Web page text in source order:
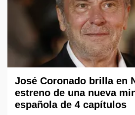
José Coronado brilla en
estreno de una nueva
española de 4 capítulos